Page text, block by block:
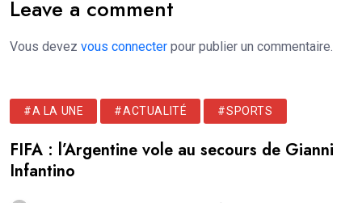
Leave a comment
Vous devez vous connecter pour publier un commentaire.
#A LA UNE #ACTUALITÉ #SPORTS
FIFA : l’Argentine vole au secours de Gianni
Infantino